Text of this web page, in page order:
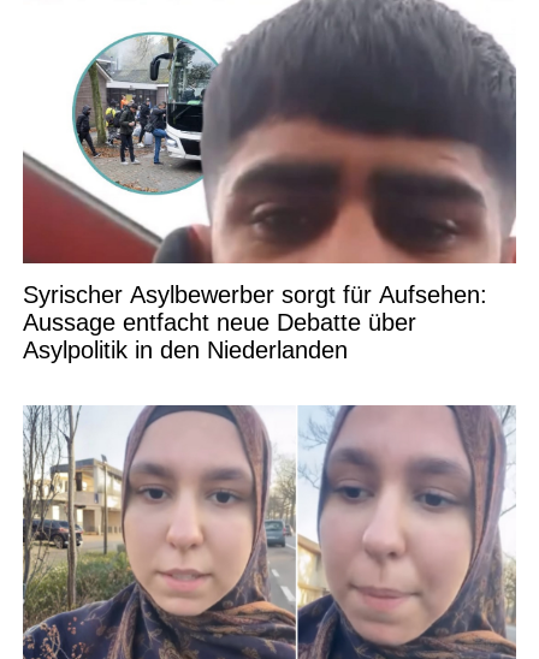
Syrischer Asylbewerber sorgt für Aufsehen:
Aussage entfacht neue Debatte über
Asylpolitik in den Niederlanden